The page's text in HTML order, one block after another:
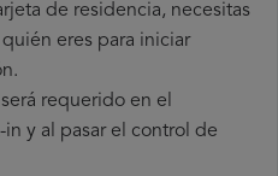
de residencia, necesitas
eres para iniciar
requerido en el
y al pasar el control de